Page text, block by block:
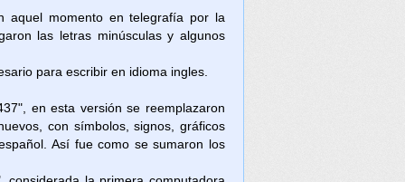
aquel momento en telegrafía por la
las letras minúsculas y algunos
para escribir en idioma ingles.
en esta versión se reemplazaron
con símbolos, signos, gráficos
Así fue como se sumaron los